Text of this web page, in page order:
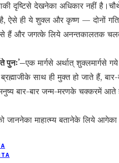
दृष्टिसे देखनेका अधिकार नहीं
ही ये शुक्ल और कृष्ण — दोनों
हैं और जगत्के लिये अनन्तकालतक
पुनः’–एक मार्गसे अर्थात् शुक्लमार्गसे
ब्रह्माजीके साथ ही मुक्त हो जाते हैं,
मनुष्य बार-बार जन्म-मरणके चक्करमें आते
जाननेका माहात्म्य बतानेके लिये